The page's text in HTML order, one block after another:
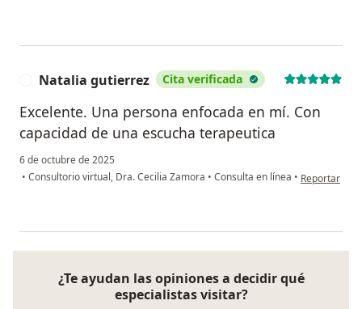
Natalia gutierrez Cita verificada
Excelente. Una persona enfocada en mí. Con
capacidad de una escucha terapeutica
6 de octubre de 2025
• Consultorio virtual, Dra. Cecilia Zamora • Consulta en línea • en opinión
Reportar
¿Te ayudan las opiniones a decidir qué
especialistas visitar?